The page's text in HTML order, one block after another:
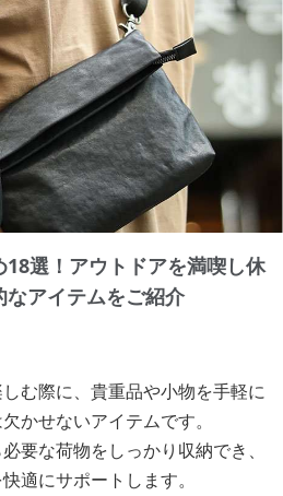
選！アウトドアを満喫し休
なアイテムをご紹介
む際に、貴重品や小物を手軽に
かせないアイテムです。
要な荷物をしっかり収納でき、
適にサポートします。